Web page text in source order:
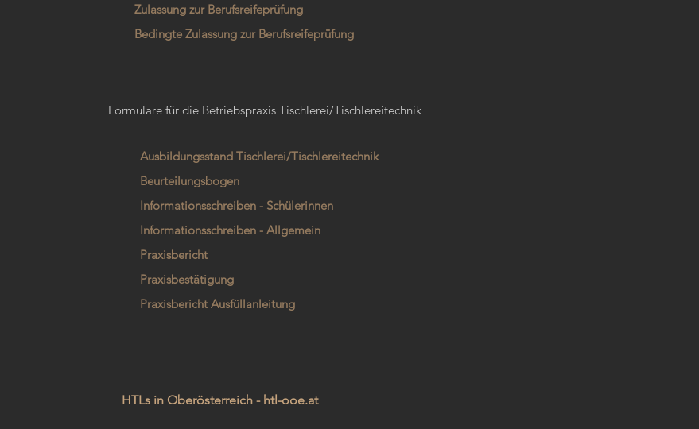
Zulassung zur Berufsreifeprüfung
Bedingte Zulassung zur Berufsreifeprüfung
Formulare für die Betriebspraxis Tischlerei/Tischlereitechnik
Ausbildungsstand Tischlerei/Tischlereitechnik
Beurteilungsbogen
Informationsschreiben - Schülerinnen
Informationsschreiben - Allgemein
Praxisbericht
Praxisbestätigung
Praxisbericht Ausfüllanleitung
HTLs in Oberösterreich - htl-ooe.at